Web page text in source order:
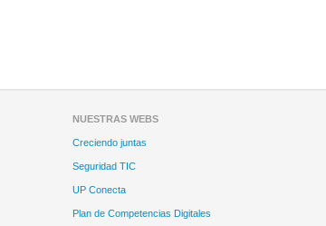
NUESTRAS WEBS
Creciendo juntas
Seguridad TIC
UP Conecta
Plan de Competencias Digitales